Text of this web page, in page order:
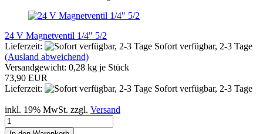
24 V Magnetventil 1/4" 5/2
Lieferzeit:
Sofort verfügbar, 2-3 Tage
(Ausland abweichend)
Versandgewicht: 0,28 kg je Stück
73,90 EUR
Lieferzeit:
Sofort verfügbar, 2-3 Tage
inkl. 19% MwSt. zzgl. Versand